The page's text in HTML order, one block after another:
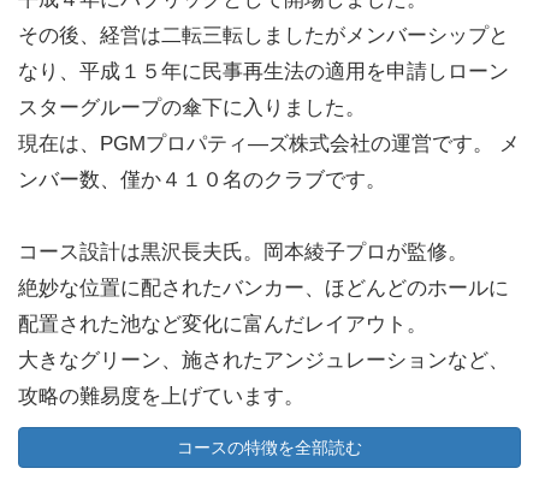
その後、経営は二転三転しましたがメンバーシップと
なり、平成１５年に民事再生法の適用を申請しローン
スターグループの傘下に入りました。
現在は、PGMプロパティ―ズ株式会社の運営です。 メ
ンバー数、僅か４１０名のクラブです。
コース設計は黒沢長夫氏。岡本綾子プロが監修。
絶妙な位置に配されたバンカー、ほどんどのホールに
配置された池など変化に富んだレイアウト。
大きなグリーン、施されたアンジュレーションなど、
攻略の難易度を上げています。
プレイを重ねるごとに奥の深さが感じられる全18ホー
ル。
コースの特徴を全部読む